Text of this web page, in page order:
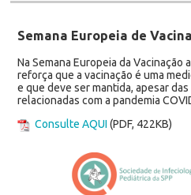
Semana Europeia de
Na Semana Europeia da Vacinação
reforça que a vacinação é uma
e que deve ser mantida, apesar
relacionadas com a pandemia
Consulte AQUI(PDF, 422KB)